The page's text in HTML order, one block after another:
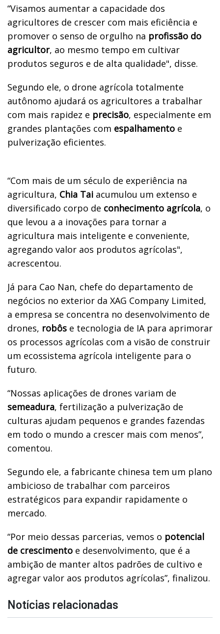
“Visamos aumentar a capacidade dos
agricultores de crescer com mais eficiência e
promover o senso de orgulho na profissão do
agricultor, ao mesmo tempo em cultivar
produtos seguros e de alta qualidade", disse.
Segundo ele, o drone agrícola totalmente
autônomo ajudará os agricultores a trabalhar
com mais rapidez e precisão, especialmente em
grandes plantações com espalhamento e
pulverização eficientes.
“Com mais de um século de experiência na
agricultura, Chia Tai acumulou um extenso e
diversificado corpo de conhecimento agrícola, o
que levou a a inovações para tornar a
agricultura mais inteligente e conveniente,
agregando valor aos produtos agrícolas",
acrescentou.
Já para Cao Nan, chefe do departamento de
negócios no exterior da XAG Company Limited,
a empresa se concentra no desenvolvimento de
drones, robôs e tecnologia de IA para aprimorar
os processos agrícolas com a visão de construir
um ecossistema agrícola inteligente para o
futuro.
“Nossas aplicações de drones variam de
semeadura, fertilização a pulverização de
culturas ajudam pequenos e grandes fazendas
em todo o mundo a crescer mais com menos”,
comentou.
Segundo ele, a fabricante chinesa tem um plano
ambicioso de trabalhar com parceiros
estratégicos para expandir rapidamente o
mercado.
“Por meio dessas parcerias, vemos o potencial
de crescimento e desenvolvimento, que é a
ambição de manter altos padrões de cultivo e
agregar valor aos produtos agrícolas”, finalizou.
Notícias relacionadas